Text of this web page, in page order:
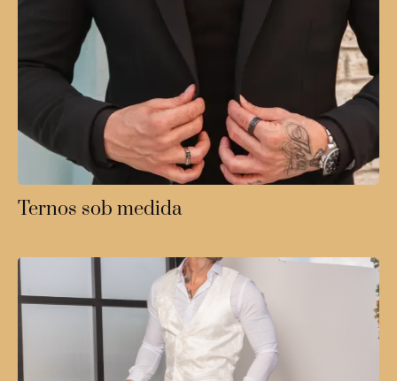
Ternos sob medida